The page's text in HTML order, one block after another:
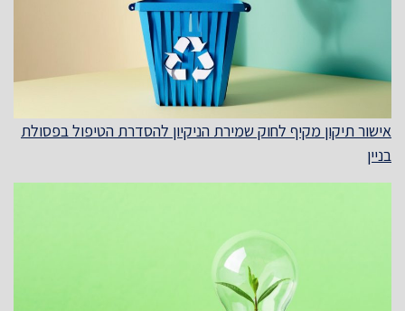
אישור תיקון מקיף לחוק שמירת הניקיון להסדרת הטיפול בפסולת
בניין